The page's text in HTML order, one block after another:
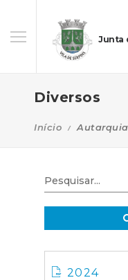
Junta
Diversos
Início Autarquia
2024